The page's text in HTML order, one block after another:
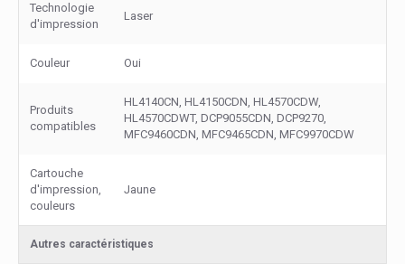
Technologie
d'impression
Laser
Couleur Oui
Produits
compatibles
HL4140CN, HL4150CDN, HL4570CDW,
HL4570CDWT, DCP9055CDN, DCP9270,
MFC9460CDN, MFC9465CDN, MFC9970CDW
Cartouche
d'impression,
couleurs
Jaune
Autres caractéristiques